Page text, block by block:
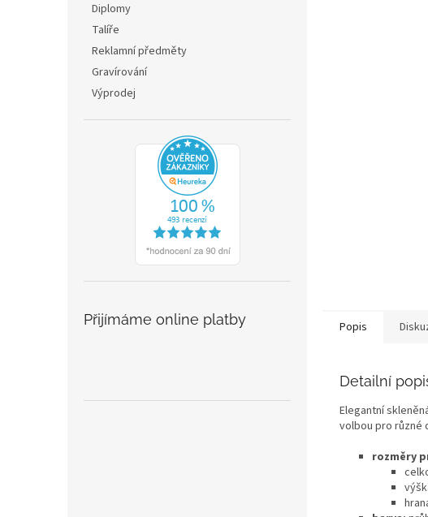
Diplomy
Talíře
Reklamní předměty
Gravírování
Výprodej
Přijímáme online platby Popis
Detailní
Elegantní
volbou pro různé
rozměry